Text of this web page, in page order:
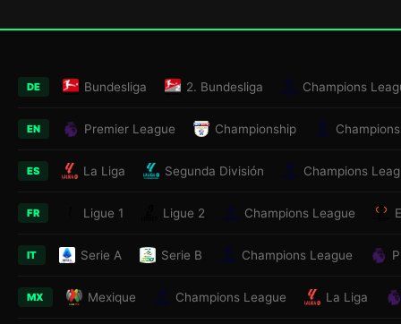
DE Bundesliga 2. Bundesliga Champions
EN Premier League Championship
ES La Liga Segunda División Champions
FR Ligue 1 Ligue 2 Champions League
IT Serie A Serie B Champions League
MX Mexique Champions League La Liga